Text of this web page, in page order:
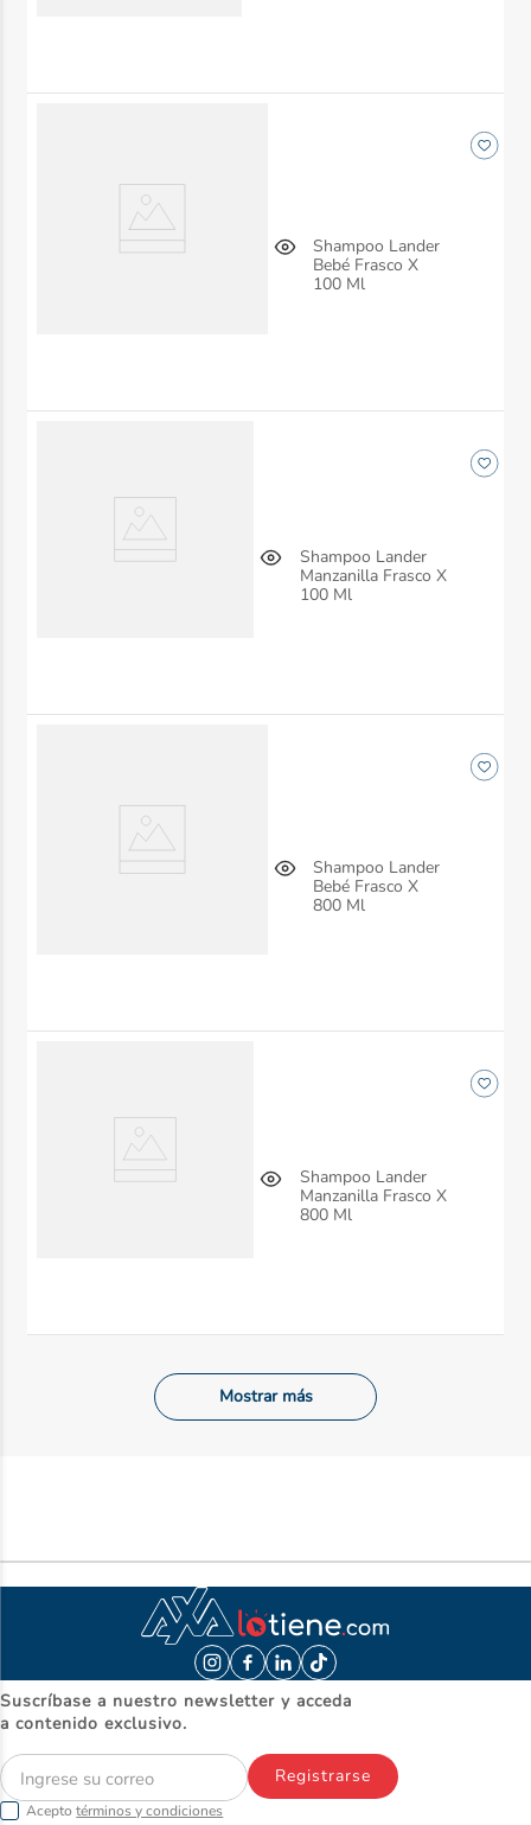
Shampoo Lander
Bebé Frasco X
100 Ml
Shampoo Lander
Manzanilla Frasco X
100 Ml
Shampoo Lander
Bebé Frasco X
800 Ml
Shampoo Lander
Manzanilla Frasco X
800 Ml
Mostrar más
Suscríbase a nuestro newsletter y acceda
a contenido exclusivo.
Aceptotérminos y condiciones
Registrarse